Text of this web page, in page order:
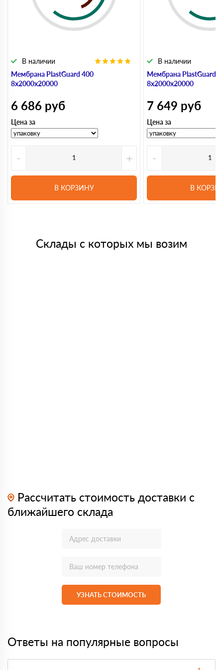
Мембрана PlastGuard 400
8х2000х20000
В наличии
6 686 руб
Цена за
- +
В КОРЗИНУ
Мембрана PlastGuard
8х2000х20000
В наличии
7 649 руб
Цена за
-
В
Склады с которых мы возим
Рассчитать стоимость доставки с
ближайшего склада
УЗНАТЬ СТОИМОСТЬ
Ответы на популярные вопросы